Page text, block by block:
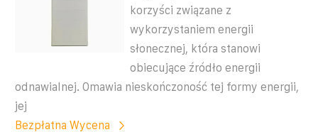
korzyści związane z
wykorzystaniem energii
słonecznej, która stanowi
obiecujące źródło energii
odnawialnej. Omawia nieskończoność tej formy energii,
jej
Bezpłatna Wycena